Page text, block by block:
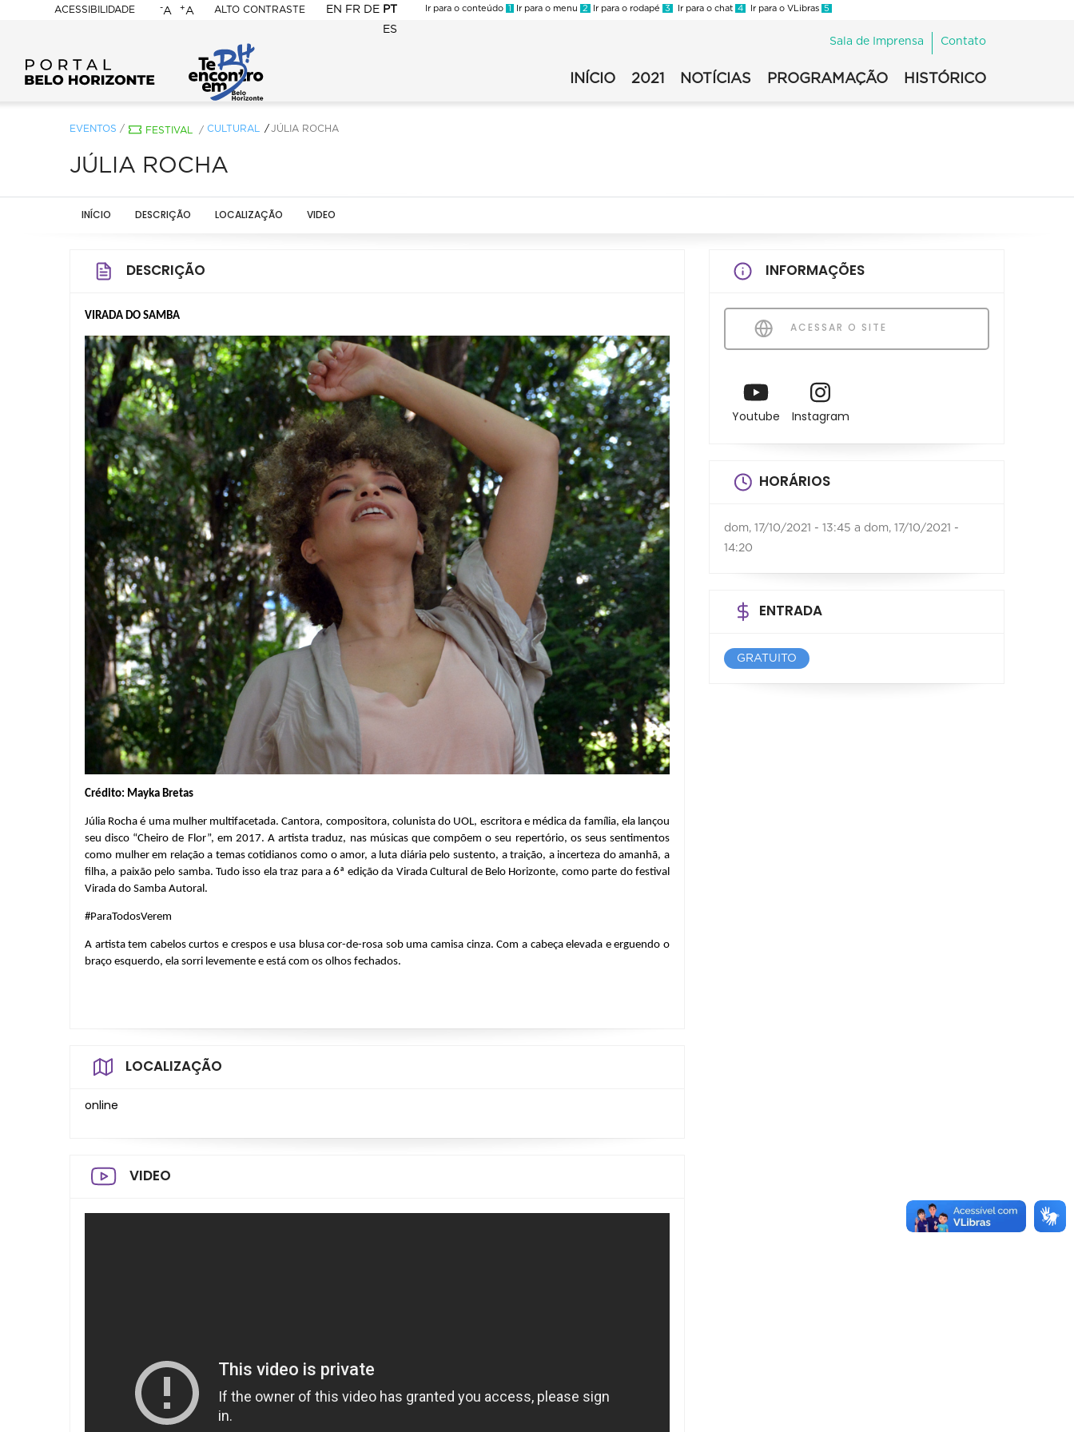
ACESSIBILIDADE
BELO
HORIZONTE
-A +A ALTO CONTRASTE EN FR DE PT
ES
Ir para o conteúdo 1 Ir para o menu 2 Ir para o rodapé 3 Ir para o chat 4 Ir para o VLibras 5
Sala de Imprensa Contato
INÍCIO 2021 NOTÍCIAS PROGRAMAÇÃO HISTÓRICO
EVENTOS / FESTIVAL / CULTURAL JÚLIA ROCHA
JÚLIA ROCHA
INÍCIO DESCRIÇÃO LOCALIZAÇÃO VIDEO
DESCRIÇÃO
VIRADA DO SAMBA
Crédito: Mayka Bretas
Júlia Rocha é uma mulher multifacetada. Cantora, compositora, colunista do UOL, escritora e médica da família, ela lançou
seu disco “Cheiro de Flor”, em 2017. A artista traduz, nas músicas que compõem o seu repertório, os seus sentimentos
como mulher em relação a temas cotidianos como o amor, a luta diária pelo sustento, a traição, a incerteza do amanhã, a
filha, a paixão pelo samba. Tudo isso ela traz para a 6ª edição da Virada Cultural de Belo Horizonte, como parte do festival
Virada do Samba Autoral.
#ParaTodosVerem
A artista tem cabelos curtos e crespos e usa blusa cor-de-rosa sob uma camisa cinza. Com a cabeça elevada e erguendo o
braço esquerdo, ela sorri levemente e está com os olhos fechados.
LOCALIZAÇÃO
online
VIDEO
INFORMAÇÕES
ACESSAR O SITE
Youtube Instagram
HORÁRIOS
dom, 17/10/2021 - 13:45 a dom, 17/10/2021 -
14:20
ENTRADA
GRATUITO